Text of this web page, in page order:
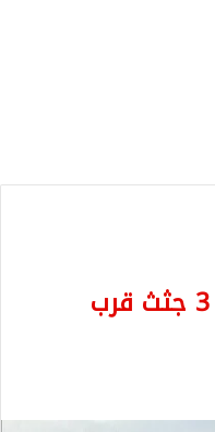
شرطة هاتاي تعثر على 3 جثث قرب